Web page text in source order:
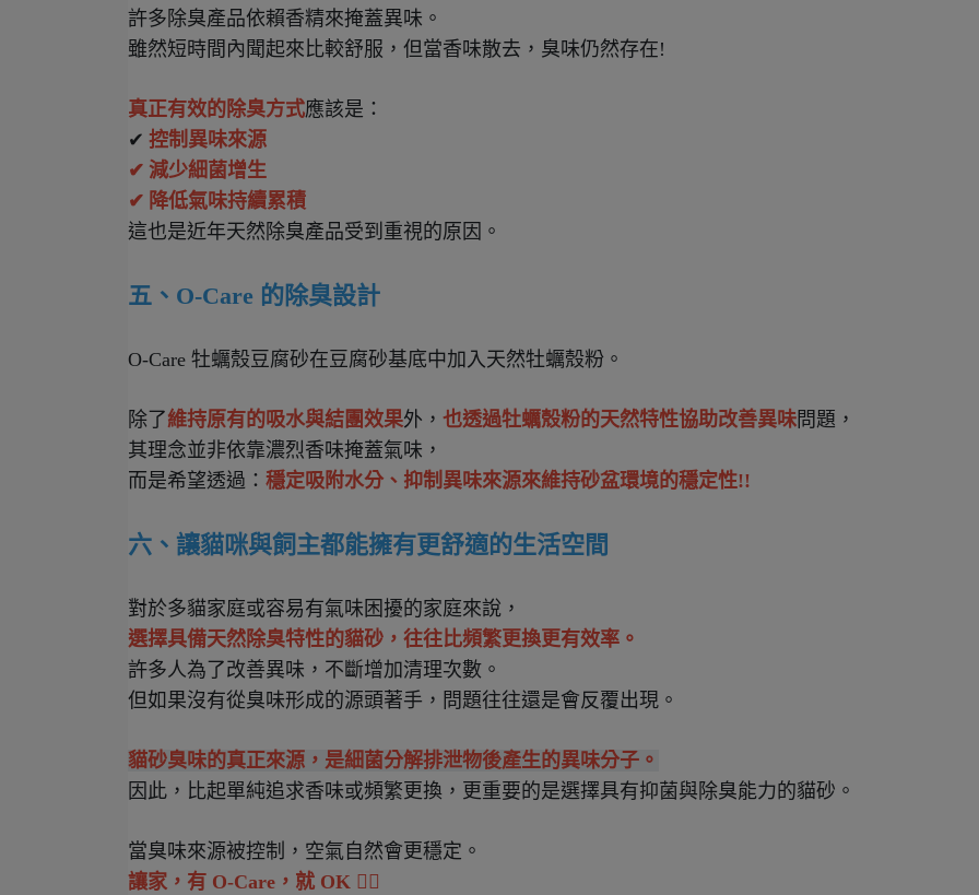
許多除臭產品依賴香精來掩蓋異味。
雖然短時間內聞起來比較舒服，但當香味散去，臭味仍然存在!
真正有效的除臭方式應該是：
✔ 控制異味來源
✔ 減少細菌增生
✔ 降低氣味持續累積
這也是近年天然除臭產品受到重視的原因。
五、O-Care 的除臭設計
O-Care
除了維持原有的吸水與結團效果外， 也透過牡蠣殼粉的天然特性協助改善異味問題，
其理念並非依靠濃烈香味掩蓋氣味，
而是希望透過： 穩定吸附水分、抑制異味來源來維持砂盆環境的穩定性!!
六、讓貓咪與飼主都能擁有更舒適的生活空間
選擇具備天然除臭特性的貓砂，往往比頻繁更換更有效率。
許多人為了改善異味，不斷增加清理次數。
但如果沒有從臭味形成的源頭著手，問題往往還是會反覆出現。
貓砂臭味的真正來源，是細菌分解排泄物後產生的異味分子。
因此，比起單純追求香味或頻繁更換，更重要的是選擇具有抑菌與除臭能力的貓砂。
當臭味來源被控制，空氣自然會更穩定。
讓家，有 O-Care，就 OK 👌🏻